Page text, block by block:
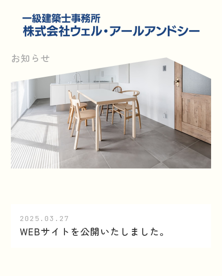
お知らせ
2025.03.27
WEBサイトを公開いたしました。